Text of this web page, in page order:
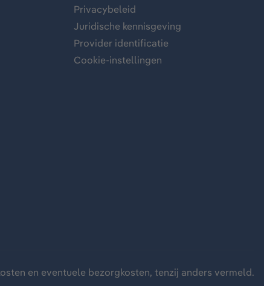
Privacybeleid
Juridische kennisgeving
Provider identificatie
Cookie-instellingen
en eventuele bezorgkosten, tenzij anders vermeld.